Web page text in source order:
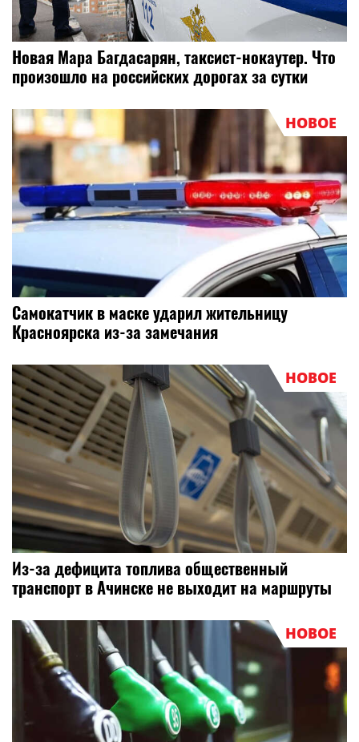
Новая Мара Багдасарян, таксист-нокаутер. Что
произошло на российских дорогах за сутки
НОВОЕ
Самокатчик в маске ударил жительницу
Красноярска из-за замечания
НОВОЕ
Из-за дефицита топлива общественный
транспорт в Ачинске не выходит на маршруты
НОВОЕ